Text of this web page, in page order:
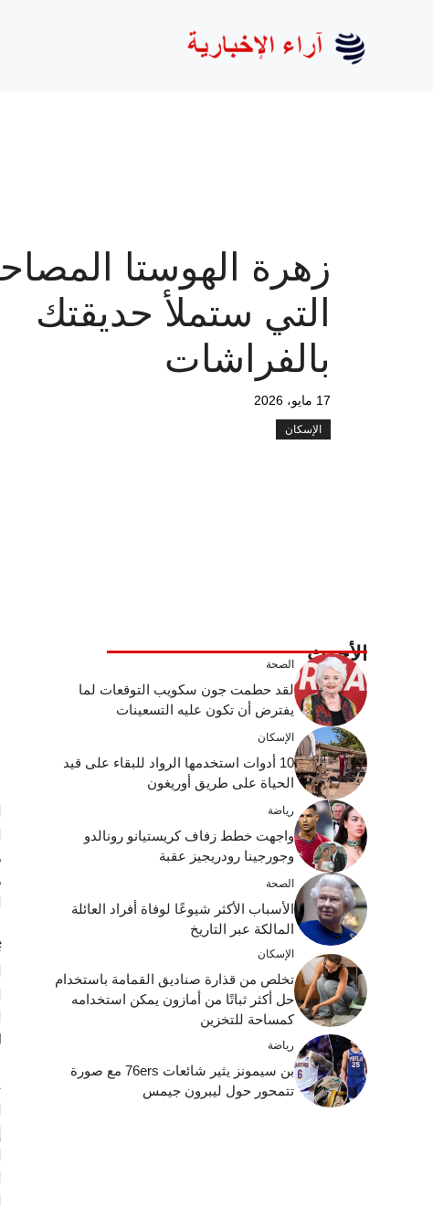
زهرة الهوستا
التي ستملأ حديقتك
بالفراشات
17 مايو، 2026
الإسكان
الأحدث الصحة
لقد حطمت جون سكويب التوقعات لما
يفترض أن تكون عليه التسعينات
الإسكان
10 أدوات استخدمها الرواد للبقاء على قيد
الحياة على طريق أوريغون
رياضة
واجهت خطط زفاف كريستيانو رونالدو
وجورجينا رودريجيز عقبة
الصحة
الأسباب الأكثر شيوعًا لوفاة أفراد العائلة
المالكة عبر التاريخ
الإسكان
تخلص من قذارة صناديق القمامة باستخدام
حل أكثر ثباتًا من أمازون يمكن استخدامه
كمساحة للتخزين
رياضة
بن سيمونز يثير شائعات 76ers مع صورة
تتمحور حول ليبرون جيمس